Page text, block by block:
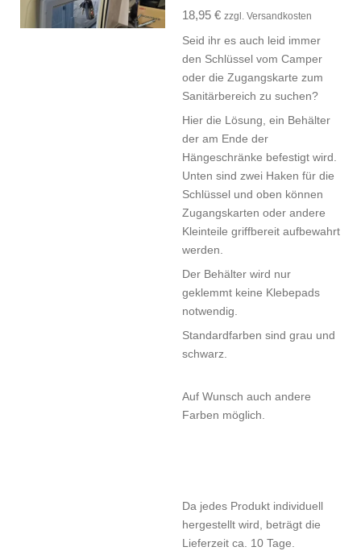
18,95 € zzgl. Versandkosten
Seid ihr es auch leid immer
den Schlüssel vom Camper
oder die Zugangskarte zum
Sanitärbereich zu suchen?
Hier die Lösung, ein Behälter
der am Ende der
Hängeschränke befestigt wird.
Unten sind zwei Haken für die
Schlüssel und oben können
Zugangskarten oder andere
Kleinteile griffbereit aufbewahrt
werden.
Der Behälter wird nur
geklemmt keine Klebepads
notwendig.
Standardfarben sind grau und
schwarz.
Auf Wunsch auch andere
Farben möglich.
Da jedes Produkt individuell
hergestellt wird, beträgt die
Lieferzeit ca. 10 Tage.